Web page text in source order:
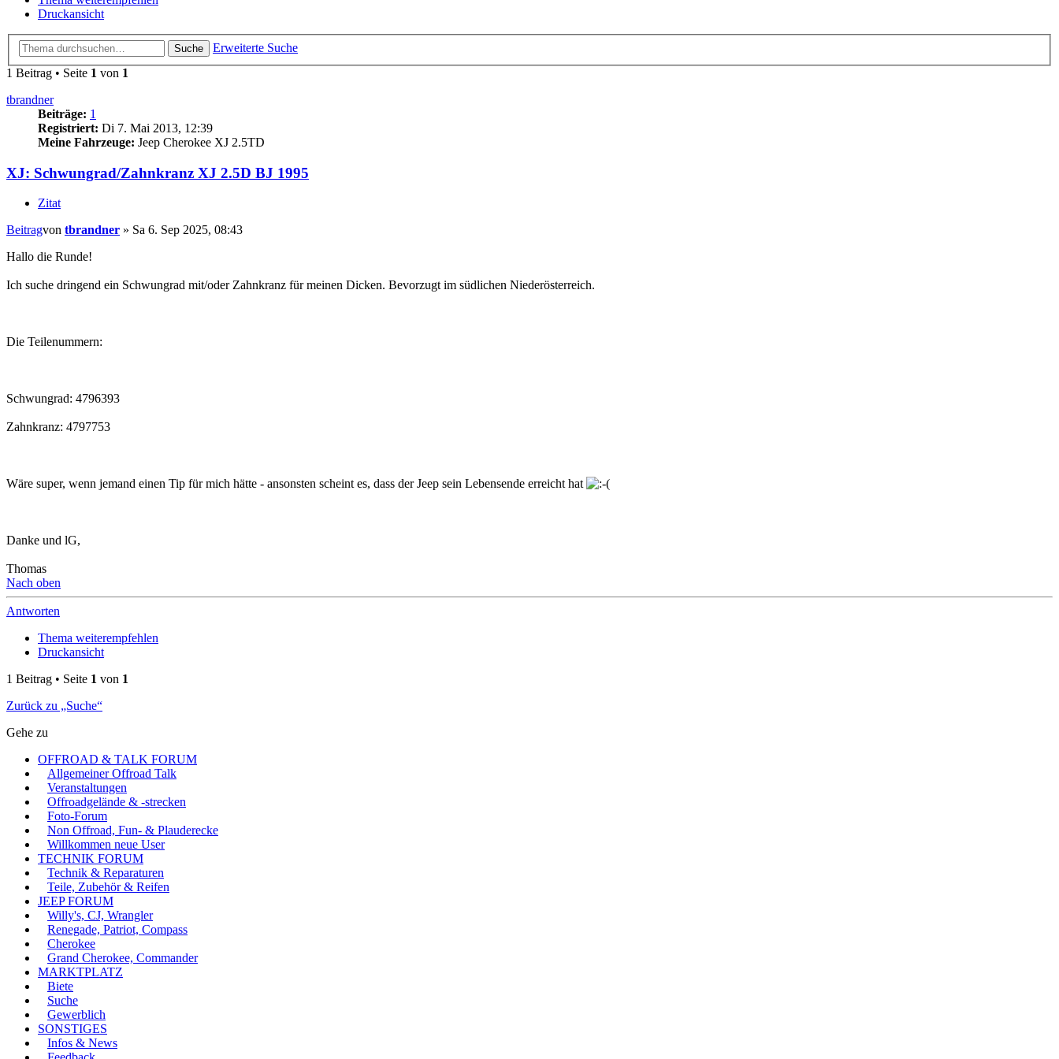
Druckansicht
Suche
Erweiterte Suche
1 Beitrag • Seite 1 von 1
tbrandner
Beiträge: 1
Registriert: Di 7. Mai 2013, 12:39
Meine Fahrzeuge: Jeep Cherokee XJ 2.5TD
XJ: Schwungrad/Zahnkranz XJ 2.5D BJ 1995
Zitat
Beitragvon tbrandner » Sa 6. Sep 2025, 08:43
Hallo die Runde!
Ich suche dringend ein Schwungrad mit/oder Zahnkranz für meinen Dicken. Bevorzugt im südlichen Niederösterreich.
Die Teilenummern:
Schwungrad: 4796393
Zahnkranz: 4797753
Wäre super, wenn jemand einen Tip für mich hätte - ansonsten scheint es, dass der Jeep sein Lebensende erreicht hat
Danke und lG,
Thomas
Nach oben
Antworten
Thema weiterempfehlen
Druckansicht
1 Beitrag • Seite 1 von 1
Zurück zu „Suche“
Gehe zu
OFFROAD & TALK FORUM
Allgemeiner Offroad Talk
Veranstaltungen
Offroadgelände & -strecken
Foto-Forum
Non Offroad, Fun- & Plauderecke
Willkommen neue User
TECHNIK FORUM
Technik & Reparaturen
Teile, Zubehör & Reifen
JEEP FORUM
Willy's, CJ, Wrangler
Renegade, Patriot, Compass
Cherokee
Grand Cherokee, Commander
MARKTPLATZ
Biete
Suche
Gewerblich
SONSTIGES
Infos & News